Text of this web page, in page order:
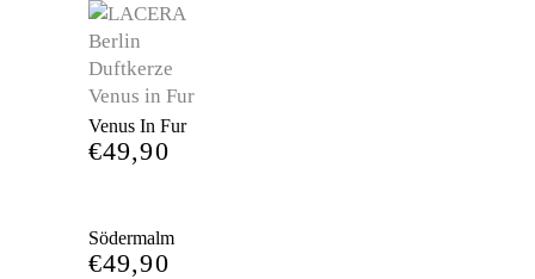
Venus In Fur
€49,90
Södermalm
€49,90